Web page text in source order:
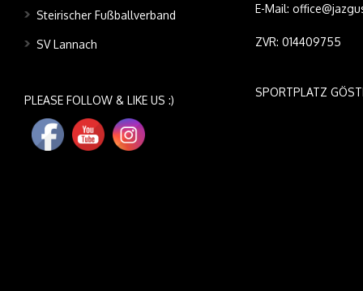
Steirischer Fußballverband
SV Lannach
PLEASE FOLLOW & LIKE US :)
E-Mail:
ZVR: 014409755
SPORTPLATZ